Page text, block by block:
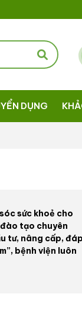
DỤNG
sức khoẻ cho
tạo chuyên
tư, nâng cấp, đáp
bệnh viện luôn